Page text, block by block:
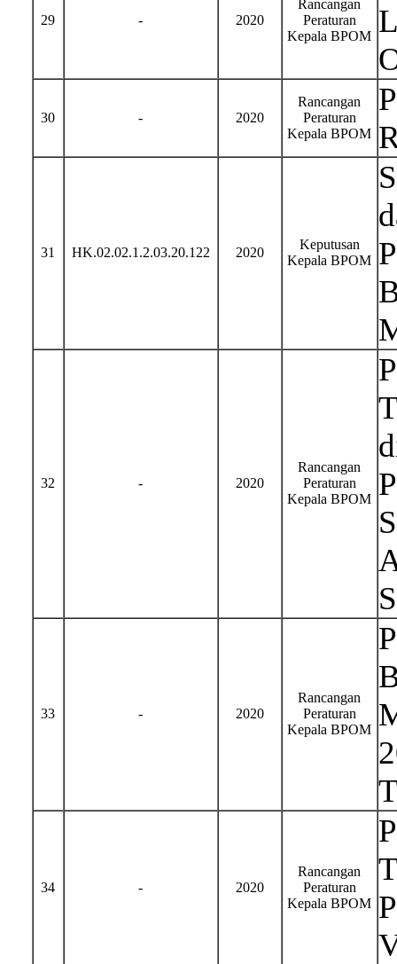
29 - 2020
Rancangan
Peraturan
Kepala BPOM
30 - 2020
Rancangan
Peraturan
Kepala BPOM
31 HK.02.02.1.2.03.20.122 2020
Keputusan
Kepala BPOM
32 - 2020
Rancangan
Peraturan
Kepala BPOM
33 - 2020
Rancangan
Peraturan
Kepala BPOM
34 - 2020
Rancangan
Peraturan
Kepala BPOM